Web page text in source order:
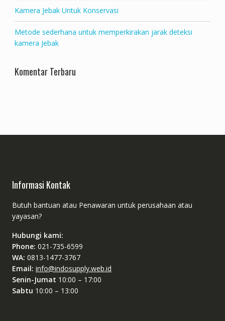
Kamera Jebak Untuk Konservasi
Metode sederhana untuk memperkirakan jarak deteksi
kamera Jebak
Komentar Terbaru
Informasi Kontak
Butuh bantuan atau Penawaran untuk perusahaan atau
yayasan?
Hubungi kami:
Phone: 021-735-6599
WA: 0813-1477-3767
Email: info@indosupply.web.id
Senin-Jumat 10:00 – 17:00
Sabtu 10:00 – 13:00